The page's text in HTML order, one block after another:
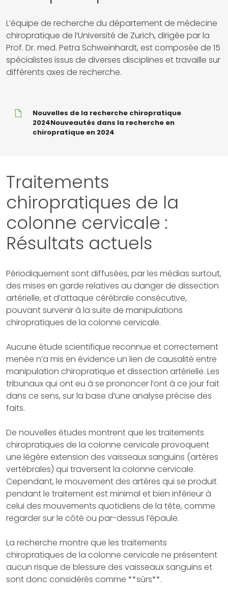
L’équipe de recherche du département de médecine
chiropratique de l’Université de Zurich, dirigée par la
Prof. Dr. med. Petra Schweinhardt, est composée de 15
spécialistes issus de diverses disciplines et travaille sur
différents axes de recherche.
Nouvelles
la
recherche
en
chiropratique
en
2024
Nouvelles de la recherche chiropratique
2024Nouveautés dans la recherche en
chiropratique en 2024
Traitements
chiropratiques de la
colonne cervicale :
Résultats actuels
Périodiquement sont diffusées, par les médias surtout,
des mises en garde relatives au danger de dissection
artérielle, et d’attaque cérébrale consécutive,
pouvant survenir à la suite de manipulations
chiropratiques de la colonne cervicale.
Aucune étude scientifique reconnue et correctement
menée n’a mis en évidence un lien de causalité entre
manipulation chiropratique et dissection artérielle. Les
tribunaux qui ont eu à se prononcer l’ont à ce jour fait
dans ce sens, sur la base d’une analyse précise des
faits.
De nouvelles études montrent que les traitements
chiropratiques de la colonne cervicale provoquent
une légère extension des vaisseaux sanguins (artères
vertébrales) qui traversent la colonne cervicale.
Cependant, le mouvement des artères qui se produit
pendant le traitement est minimal et bien inférieur à
celui des mouvements quotidiens de la tête, comme
regarder sur le côté ou par-dessus l’épaule.
La recherche montre que les traitements
chiropratiques de la colonne cervicale ne présentent
aucun risque de blessure des vaisseaux sanguins et
sont donc considérés comme **sûrs**.